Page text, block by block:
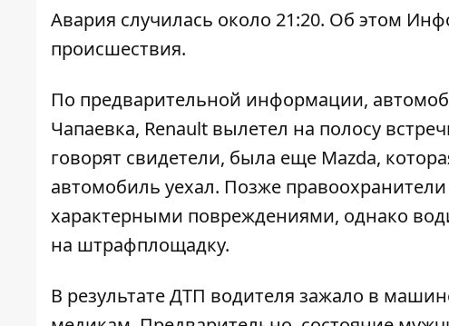
Авария случилась около 21:20. Об этом
происшествия.
По предварительной информации,
Чапаевка, Renault вылетел на полосу
говорят свидетели, была еще Mazda,
автомобиль уехал. Позже
характерными повреждениями, однако
на штрафплощадку.
В результате ДТП водителя зажало в